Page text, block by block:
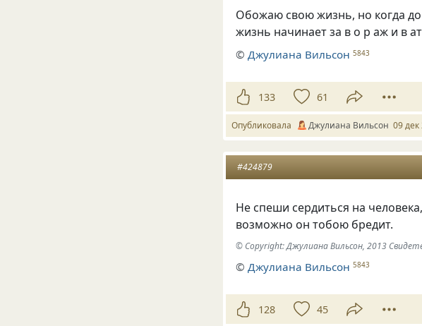
Обожаю свою жизнь, но когда
жизнь начинает за в о р аж и в
©Джулиана Вильсон 5843
133 61
Опубликовала Джулиана Вильсон 09 дек
#424879
Не спеши сердиться на
возможно он тобою бредит.
© Copyright: Джулиана Вильсон, 2013
©Джулиана Вильсон 5843
128 45